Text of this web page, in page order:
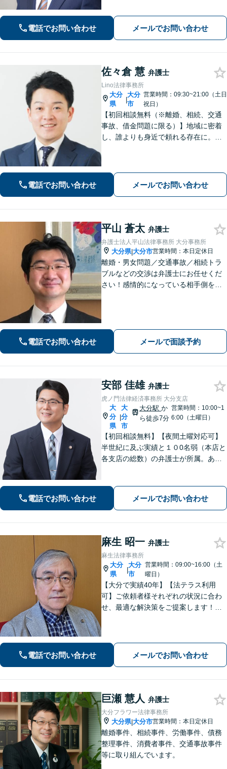
どお任せください
電話でお問い合わせ メールでお問い合わせ
佐々倉 慧 弁護士
Lino法律事務所
大分
県
|
大分
市
営業時間：09:30~21:00（土日
祝日）
【初回相談無料（※離婚、相続、交通
事故、借金問題に限る）】地域に密着
し、誰よりも身近で頼れる存在に。
動産の絡む相談問題はお任せください
電話でお問い合わせ メールでお問い合わせ
平山 蒼太 弁護士
弁護士法人平山法律事務所 大分事務所
大分県|大分市営業時間：本日定休日
離婚・男女問題／交通事故／相続トラ
ブルなどの交渉は弁護士にお任せくだ
さい！感情的になっている相手側を冷
ヒアリングします。
電話でお問い合わせ メールで面談予約
安部 佳雄 弁護士
虎ノ門法律経済事務所 大分支店
大
分
県
|
大
分
市
大分駅 か
ら徒歩7分
営業時間：10:00~1
6:00（土曜日）
【初回相談無料】【夜間土曜対応可】
半世紀に及ぶ実績と１０0名弱（本店と
各支店の総数）の弁護士が所属。あな
務等に、的確に対処できる弁護士が迅
速な解決を目指します。
電話でお問い合わせ メールでお問い合わせ
麻生 昭一 弁護士
麻生法律事務所
大分
県
|
大分
市
営業時間：09:00~16:00（土
曜日）
【大分で実績40年】【法テラス利用
可】ご依頼者様それぞれの状況に合わ
せ、最適な解決策をご提案します！緊
す。どうぞお気軽にお話しください。
【休日面談可】
電話でお問い合わせ メールでお問い合わせ
巨瀬 慧人 弁護士
大分フラワー法律事務所
大分県|大分市営業時間：本日定休日
離婚事件、相続事件、労働事件、債務
整理事件、消費者事件、交通事故事件
等に取り組んでいます。